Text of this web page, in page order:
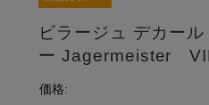
ビラージュ デカー
ー Jagermeister
価格: